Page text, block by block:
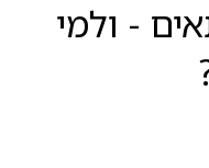
- ולמי